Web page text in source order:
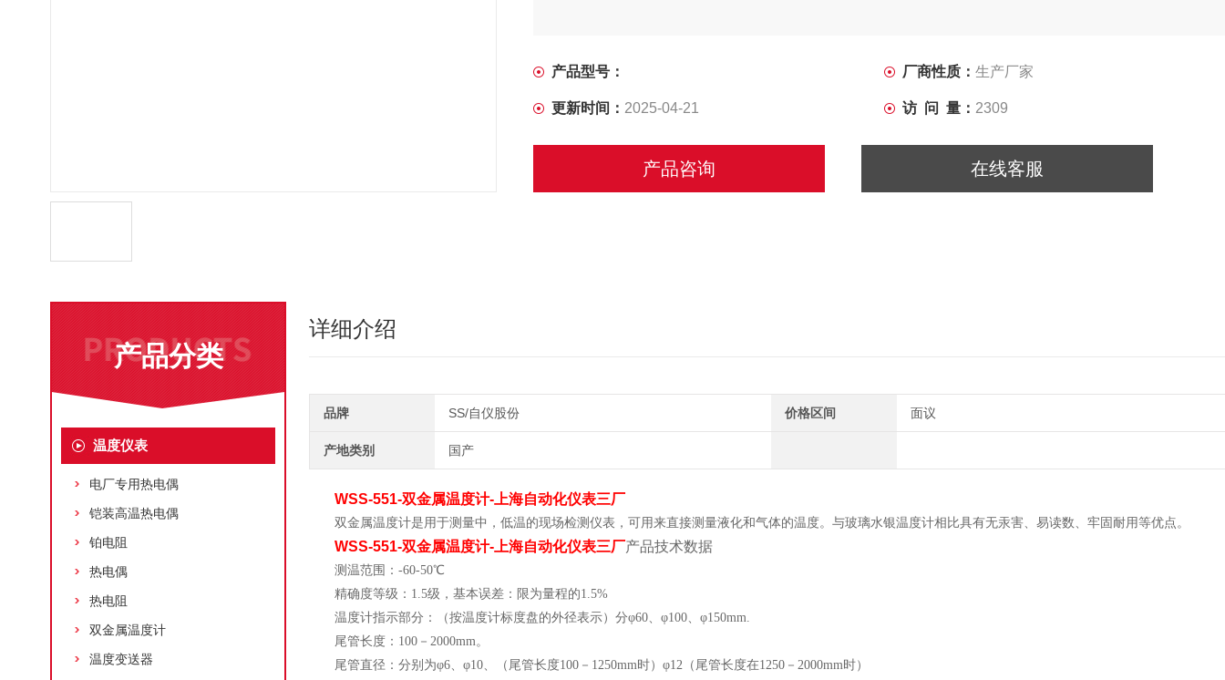
产品型号： 厂商性质： 生产厂家
更新时间： 2025-04-21 访 问 量： 2309
产品咨询 在线客服
产品分类
温度仪表
电厂专用热电偶
铠装高温热电偶
铂电阻
热电偶
热电阻
双金属温度计
温度变送器
详细介绍
品牌 SS/自仪股份 价格区间 面议
产地类别 国产
WSS-551-双金属温度计-上海自动化仪表三厂
双金属温度计是用于测量中，低温的现场检测仪表，可用来直接测量液化和气体的温度。与玻璃水银温度计相比具有无汞害、易读数、牢固耐用等优点。
WSS-551-双金属温度计-上海自动化仪表三厂产品技术数据
测温范围：-60-50℃
精确度等级：1.5级，基本误差：限为量程的1.5%
温度计指示部分：（按温度计标度盘的外径表示）分φ60、φ100、φ150mm.
尾管长度：100－2000mm。
尾管直径：分别为φ6、φ10、（尾管长度100－1250mm时）φ12（尾管长度在1250－2000mm时）